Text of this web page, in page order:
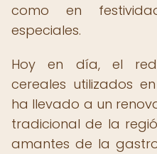
como en
especiales.
Hoy en día, el
cereales utilizados
ha llevado a un
tradicional de la
amantes de la